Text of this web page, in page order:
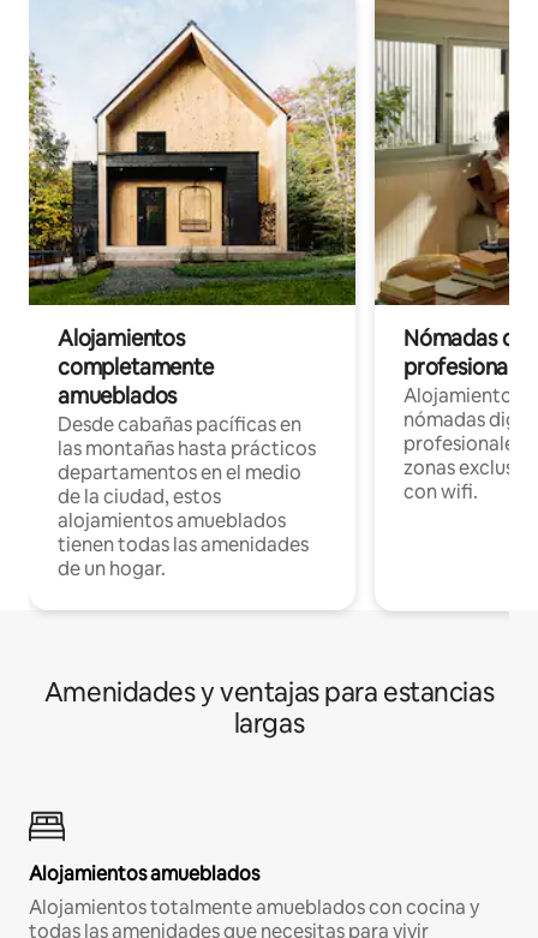
Alojamientos
completamente
amueblados
Desde cabañas pacíficas en
las montañas hasta prácticos
departamentos en el medio
de la ciudad, estos
alojamientos amueblados
tienen todas las amenidades
de un hogar.
Nómadas
Alojamientos
nómadas
profesionales
zonas
con wifi.
Amenidades y ventajas para estancias
largas
Alojamientos amueblados
Alojamientos totalmente amueblados con cocina y
todas las amenidades que necesitas para vivir